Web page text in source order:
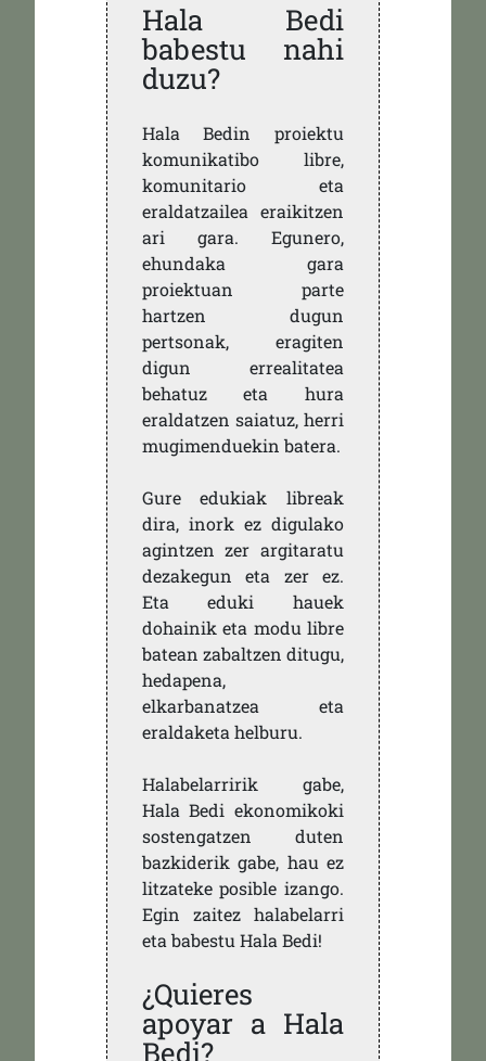
Hala Bedi
babestu nahi
duzu?
Hala Bedin proiektu
komunikatibo libre,
komunitario eta
eraldatzailea eraikitzen
ari gara. Egunero,
ehundaka gara
proiektuan parte
hartzen dugun
pertsonak, eragiten
digun errealitatea
behatuz eta hura
eraldatzen saiatuz, herri
mugimenduekin batera.
Gure edukiak libreak
dira, inork ez digulako
agintzen zer argitaratu
dezakegun eta zer ez.
Eta eduki hauek
dohainik eta modu libre
batean zabaltzen ditugu,
hedapena,
elkarbanatzea eta
eraldaketa helburu.
Halabelarririk gabe,
Hala Bedi ekonomikoki
sostengatzen duten
bazkiderik gabe, hau ez
litzateke posible izango.
Egin zaitez halabelarri
eta babestu Hala Bedi!
¿Quieres
apoyar a Hala
Bedi?